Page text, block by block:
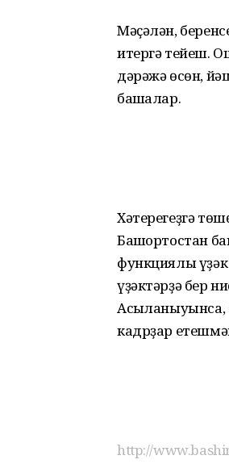
Мәҫәлән,
итергә тейеш.
дәрәжә өсөн,
башҡалар.
Хәтерегеҙгә
Башҡортостан
функциялы үҙәк
үҙәктәрҙә бер
кадрҙар
http://